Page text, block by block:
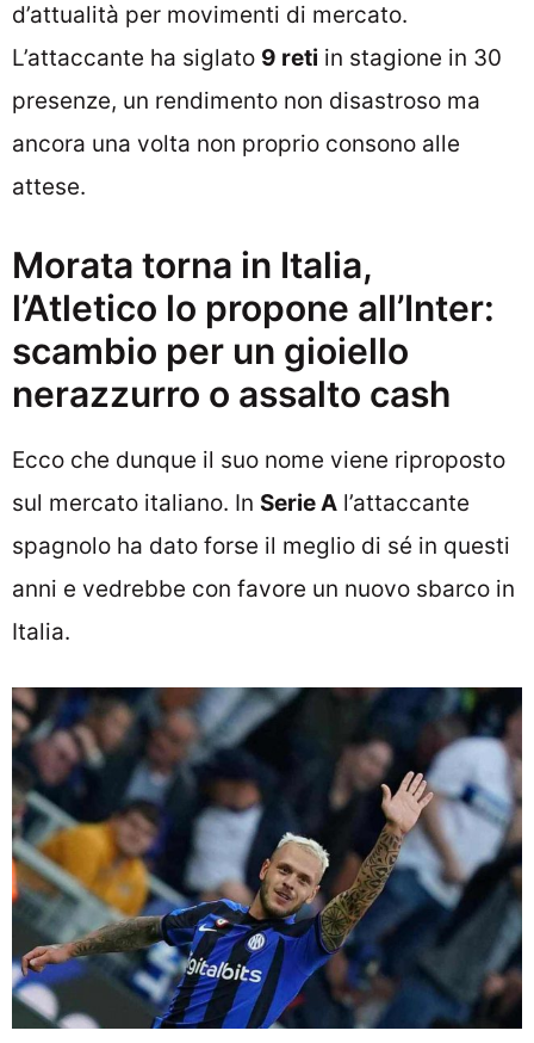
d’attualità per movimenti di mercato.
L’attaccante ha siglato 9 reti in stagione in 30
presenze, un rendimento non disastroso ma
ancora una volta non proprio consono alle
attese.
Morata torna in Italia,
l’Atletico lo propone all’Inter:
scambio per un gioiello
nerazzurro o assalto cash
Ecco che dunque il suo nome viene riproposto
sul mercato italiano. In Serie A l’attaccante
spagnolo ha dato forse il meglio di sé in questi
anni e vedrebbe con favore un nuovo sbarco in
Italia.